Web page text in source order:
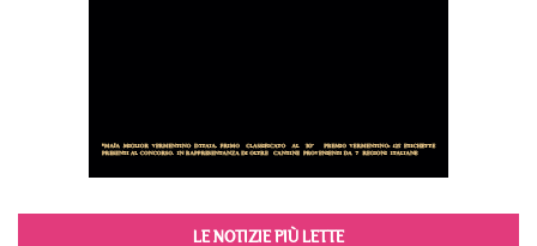
LE NOTIZIE PIÙ LETTE